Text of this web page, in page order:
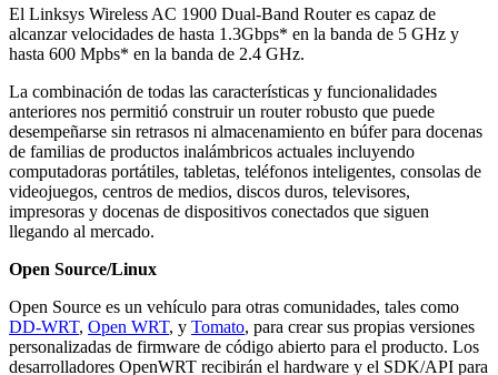
El Linksys Wireless AC 1900 Dual-Band Router es capaz de
alcanzar velocidades de hasta 1.3Gbps* en la banda de 5 GHz y
hasta 600 Mpbs* en la banda de 2.4 GHz.
La combinación de todas las características y funcionalidades
anteriores nos permitió construir un router robusto que puede
desempeñarse sin retrasos ni almacenamiento en búfer para docenas
de familias de productos inalámbricos actuales incluyendo
computadoras portátiles, tabletas, teléfonos inteligentes, consolas de
videojuegos, centros de medios, discos duros, televisores,
impresoras y docenas de dispositivos conectados que siguen
llegando al mercado.
Open Source/Linux
Open Source es un vehículo para otras comunidades, tales como
DD-WRT, Open WRT, y Tomato, para crear sus propias versiones
personalizadas de firmware de código abierto para el producto. Los
desarrolladores OpenWRT recibirán el hardware y el SDK/API para